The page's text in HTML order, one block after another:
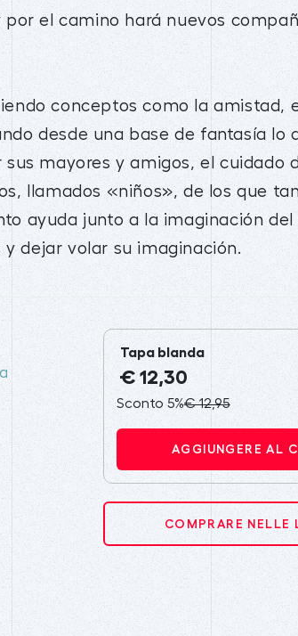
el camino hará nuevos
conceptos como la amistad,
desde una base de fantasía lo
mayores y amigos, el cuidado
llamados «niños», de los que
ayuda junto a la imaginación del
dejar volar su imaginación.
Tapa blanda
€ 12,30
Sconto 5%€ 12,95
AGGIUNGERE AL
COMPRARE NELLE